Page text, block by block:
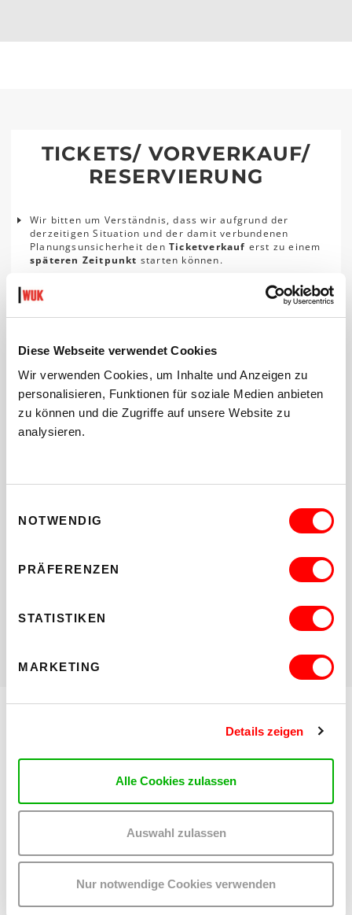
Diese Webseite verwendet Cookies
Wir verwenden Cookies, um Inhalte und Anzeigen zu
personalisieren, Funktionen für soziale Medien anbieten
zu können und die Zugriffe auf unsere Website zu
analysieren.
NOTWENDIG
PRÄFERENZEN
STATISTIKEN
MARKETING
Details zeigen
Alle Cookies zulassen
Auswahl zulassen
Nur notwendige Cookies verwenden
TICKETS/ VORVERKAUF/
RESERVIERUNG
Wir bitten um Verständnis, dass wir aufgrund der
derzeitigen Situation und der damit verbundenen
Planungsunsicherheit den Ticketverkauf erst zu einem
späteren Zeitpunkt starten können.
kinderkultur
Wichtige Informationen für Schulklassen und Kindergruppen